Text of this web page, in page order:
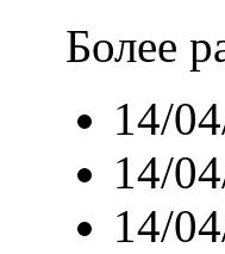
Более
14/
14/
14/